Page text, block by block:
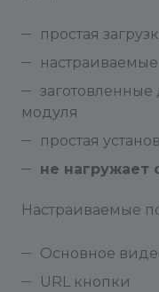
простая
модуля
простая
не нагружает
Настраиваемые
Основное
URL кнопки